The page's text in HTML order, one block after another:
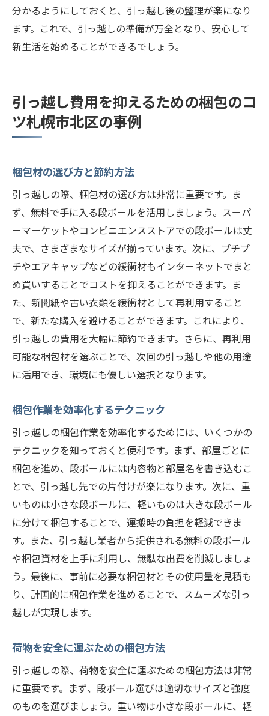
分かるようにしておくと、引っ越し後の整理が楽になり
ます。これで、引っ越しの準備が万全となり、安心して
新生活を始めることができるでしょう。
引っ越し費用を抑えるための梱包のコ
ツ札幌市北区の事例
梱包材の選び方と節約方法
引っ越しの際、梱包材の選び方は非常に重要です。ま
ず、無料で手に入る段ボールを活用しましょう。スーパ
ーマーケットやコンビニエンスストアでの段ボールは丈
夫で、さまざまなサイズが揃っています。次に、プチプ
チやエアキャップなどの緩衝材もインターネットでまと
め買いすることでコストを抑えることができます。ま
た、新聞紙や古い衣類を緩衝材として再利用すること
で、新たな購入を避けることができます。これにより、
引っ越しの費用を大幅に節約できます。さらに、再利用
可能な梱包材を選ぶことで、次回の引っ越しや他の用途
に活用でき、環境にも優しい選択となります。
梱包作業を効率化するテクニック
引っ越しの梱包作業を効率化するためには、いくつかの
テクニックを知っておくと便利です。まず、部屋ごとに
梱包を進め、段ボールには内容物と部屋名を書き込むこ
とで、引っ越し先での片付けが楽になります。次に、重
いものは小さな段ボールに、軽いものは大きな段ボール
に分けて梱包することで、運搬時の負担を軽減できま
す。また、引っ越し業者から提供される無料の段ボール
や梱包資材を上手に利用し、無駄な出費を削減しましょ
う。最後に、事前に必要な梱包材とその使用量を見積も
り、計画的に梱包作業を進めることで、スムーズな引っ
越しが実現します。
荷物を安全に運ぶための梱包方法
引っ越しの際、荷物を安全に運ぶための梱包方法は非常
に重要です。まず、段ボール選びは適切なサイズと強度
のものを選びましょう。重い物は小さな段ボールに、軽